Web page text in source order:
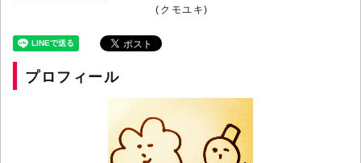
(クモユキ)
プロフィール